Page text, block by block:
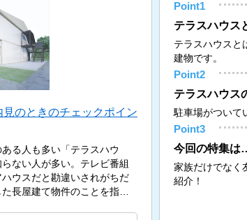
のときのチェックポイン
る人も多い「テラスハウ
ない人が多い。テレビ番組
ウスだと勘違いされがちだ
長屋建て物件のことを指
Point1
テラスハウス
テラスハウスと
建物です。
Point2
テラスハウス
駐車場がついて
Point3
今回の特集は
家族だけでなく
紹介！